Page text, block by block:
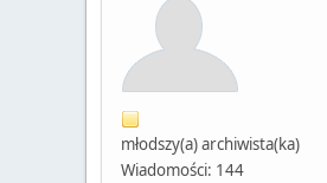
młodszy(a) archiwista(ka)
Wiadomości: 144